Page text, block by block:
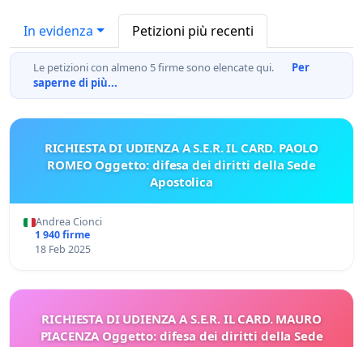
In evidenza Petizioni più recenti
Le petizioni con almeno 5 firme sono elencate qui.
Per
saperne di più...
RICHIESTA DI UDIENZA A S.E.R. IL CARD. PAOLO
ROMEO Oggetto: difesa dei diritti della Sede
Apostolica
Andrea Cionci
1 940 firme
18 Feb 2025
RICHIESTA DI UDIENZA A S.E.R. IL CARD. MAURO
PIACENZA Oggetto: difesa dei diritti della Sede